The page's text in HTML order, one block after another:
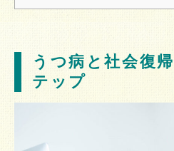
うつ病と社会復
テップ